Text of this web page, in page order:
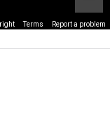
Terms Report a problem